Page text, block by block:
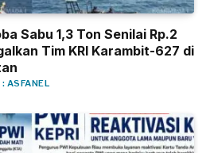
Sabu 1,3 Ton Senilai Rp.2
Tim KRI Karambit-627 di
ASFANEL